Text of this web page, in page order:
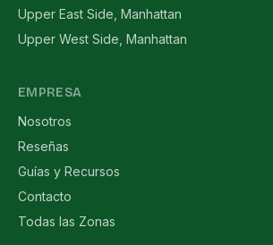
Upper East Side, Manhattan
Upper West Side, Manhattan
EMPRESA
Nosotros
Reseñas
Guías y Recursos
Contacto
Todas las Zonas